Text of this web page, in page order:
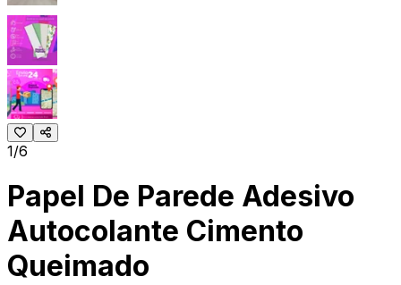
1/6
Papel De Parede Adesivo
Autocolante Cimento
Queimado